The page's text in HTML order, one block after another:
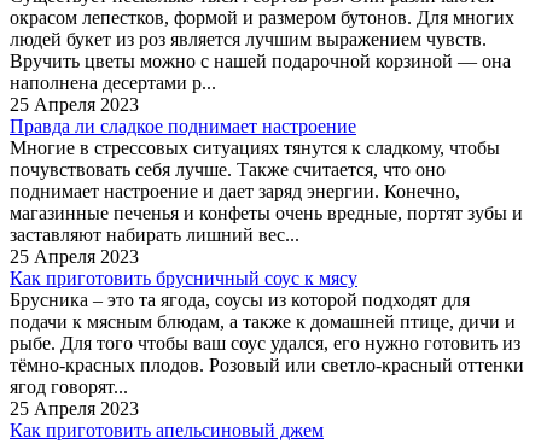
окрасом лепестков, формой и размером бутонов. Для многих
людей букет из роз является лучшим выражением чувств.
Вручить цветы можно с нашей подарочной корзиной — она
наполнена десертами р...
25 Апреля 2023
Правда ли сладкое поднимает настроение
Многие в стрессовых ситуациях тянутся к сладкому, чтобы
почувствовать себя лучше. Также считается, что оно
поднимает настроение и дает заряд энергии. Конечно,
магазинные печенья и конфеты очень вредные, портят зубы и
заставляют набирать лишний вес...
25 Апреля 2023
Как приготовить брусничный соус к мясу
Брусника – это та ягода, соусы из которой подходят для
подачи к мясным блюдам, а также к домашней птице, дичи и
рыбе. Для того чтобы ваш соус удался, его нужно готовить из
тёмно-красных плодов. Розовый или светло-красный оттенки
ягод говорят...
25 Апреля 2023
Как приготовить апельсиновый джем